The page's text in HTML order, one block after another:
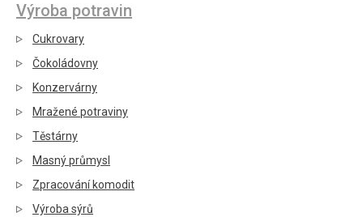
Výroba potravin
Cukrovary
Čokoládovny
Konzervárny
Mražené potraviny
Těstárny
Masný průmysl
Zpracování komodit
Výroba sýrů